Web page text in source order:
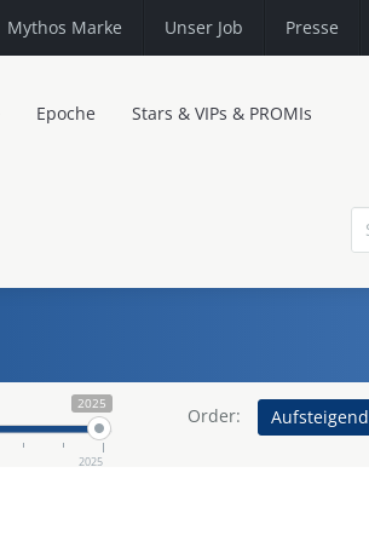
Mythos Marke Unser Job Presse
Epoche Stars & VIPs & PROMIs
2025
2025
Order: Aufsteigend